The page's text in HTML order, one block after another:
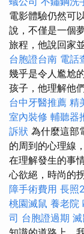
電影體驗仍然可
說，不僅是一個
旅程，他說回家
台胞證台南 電話
幾乎是令人尷尬
孩子，他理解他
台中牙醫推薦 精
室內裝修 輔聽器
訴狀 為什麼這部
的周到的心理線
在理解發生的事
心欲絕，時尚的
障手術費用 長照
桃園滅鼠 養老院
司 台胞證過期 滅